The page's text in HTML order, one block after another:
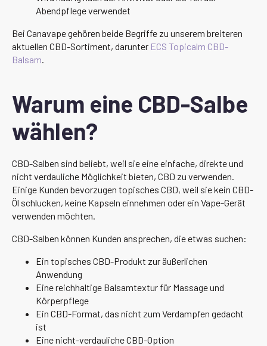
Abendpflege verwendet
Bei Canavape gehören beide Begriffe zu unserem breiteren
aktuellen CBD-Sortiment, darunter ECS Topicalm CBD-
Balsam.
Warum eine CBD-Salbe
wählen?
CBD-Salben sind beliebt, weil sie eine einfache, direkte und
nicht verdauliche Möglichkeit bieten, CBD zu verwenden.
Einige Kunden bevorzugen topisches CBD, weil sie kein CBD-
Öl schlucken, keine Kapseln einnehmen oder ein Vape-Gerät
verwenden möchten.
CBD-Salben können Kunden ansprechen, die etwas suchen:
Ein topisches CBD-Produkt zur äußerlichen
Anwendung
Eine reichhaltige Balsamtextur für Massage und
Körperpflege
Ein CBD-Format, das nicht zum Verdampfen gedacht
ist
Eine nicht-verdauliche CBD-Option